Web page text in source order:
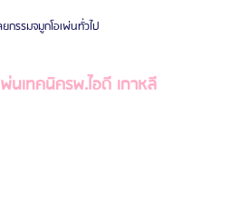
กรรมจมูกโอเพ่นทั่วไป
นเทคนิครพ.ไอดี เกาหลี